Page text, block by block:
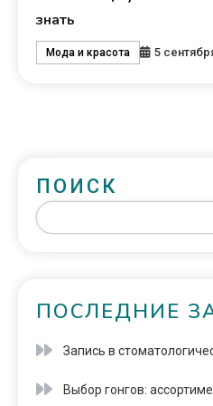
знать
Мода и красота 5
ПОИСК
ПОСЛЕДНИЕ
Запись в
Выбор гонгов: